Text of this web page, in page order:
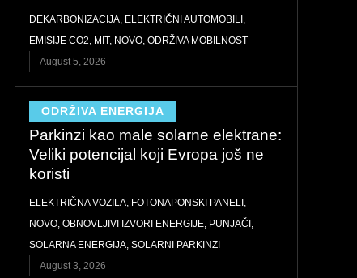
DEKARBONIZACIJA, ELEKTRIČNI AUTOMOBILI ,
EMISIJE CO2, MIT, NOVO,ODRŽIVA MOBILNOST
August 5, 2026
ODRŽIVA ENERGIJA
Parkinzi kao male solarne elektrane:
Veliki potencijal koji Evropa još ne
koristi
ELEKTRIČNA VOZILA, FOTONAPONSKI PANELI ,
NOVO,OBNOVLJIVI IZVORI ENERGIJE, PUNJAČI ,
SOLARNA ENERGIJA,SOLARNI PARKINZI
August 3, 2026